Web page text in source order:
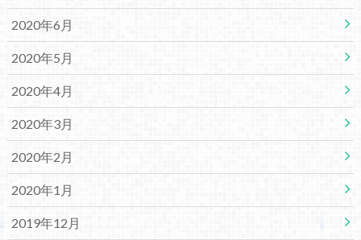
2020年6月
2020年5月
2020年4月
2020年3月
2020年2月
2020年1月
2019年12月